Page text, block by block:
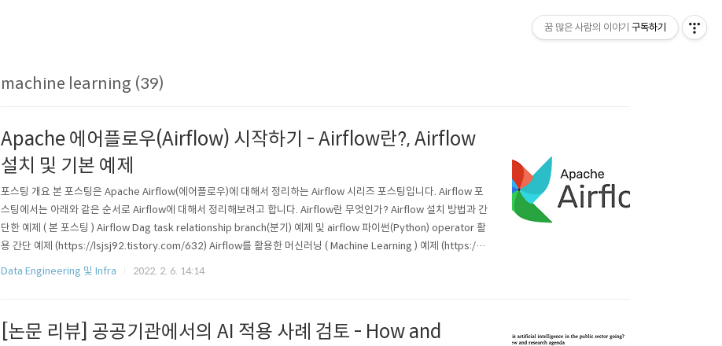
machine learning (39)
Apache 에어플로우(Airflow) 시작하기 - Airflow란?, Airflow
설치 및 기본 예제
포스팅 개요 본 포스팅은 Apache Airflow(에어플로우)에 대해서 정리하는 Airflow 시리즈 포스팅입니다. Airflow 포
스팅에서는 아래와 같은 순서로 Airflow에 대해서 정리해보려고 합니다. Airflow란 무엇인가? Airflow 설치 방법과 간
단한 예제 ( 본 포스팅 ) Airflow Dag task relationship branch(분기) 예제 및 airflow 파이썬(Python) operator 활
용 간단 예제 (https://lsjsj92.tistory.com/632) Airflow를 활용한 머신러닝 ( Machine Learning ) 예제 (https://ls
jsj92.tistory.com/633) Airflow slack 알람 받기 예제 (https://lsjsj92...
Data Engineering 및 Infra 2022. 2. 6. 14:14
[논문 리뷰] 공공기관에서의 AI 적용 사례 검토 - How and
꿈 많은 사람의 이야기 구독하기